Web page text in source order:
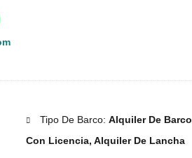
Tipo De Barco: Alquiler De Barco
Con Licencia, Alquiler De Lancha